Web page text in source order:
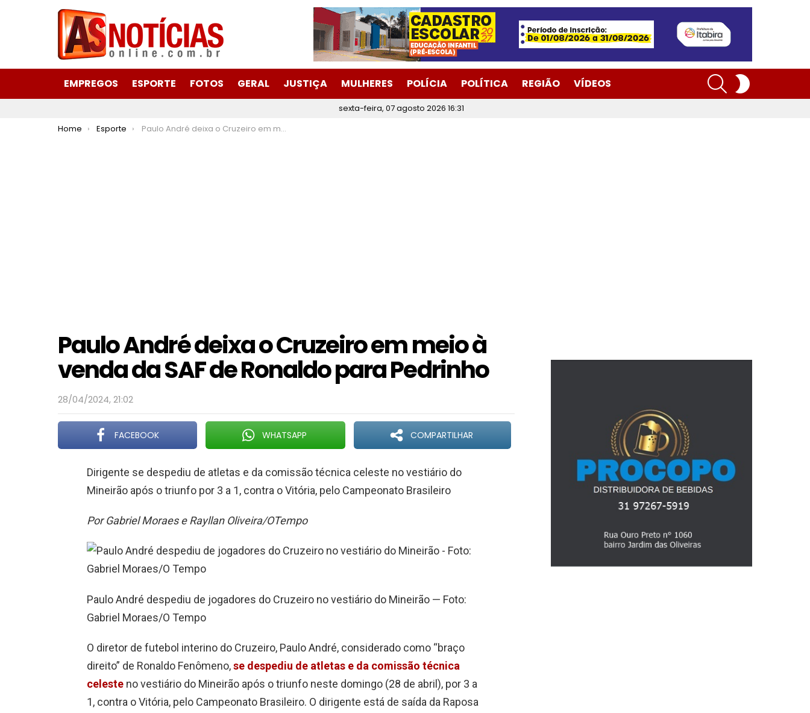
EMPREGOS ESPORTE FOTOS GERAL JUSTIÇA MULHERES POLÍCIA POLÍTICA REGIÃO VÍDEOS
SEARCH
sexta-feira, 07 agosto 2026 16:31
You are here:
Home Esporte Paulo André deixa o Cruzeiro em meio à venda da SAF de Ronaldo para Pedrinho
Paulo André deixa o Cruzeiro em meio à
venda da SAF de Ronaldo para Pedrinho
28/04/2024, 21:02
FACEBOOK WHATSAPP COMPARTILHAR
Dirigente se despediu de atletas e da comissão técnica celeste no vestiário do
Mineirão após o triunfo por 3 a 1, contra o Vitória, pelo Campeonato Brasileiro
Por Gabriel Moraes e Rayllan Oliveira/OTempo
Paulo André despediu de jogadores do Cruzeiro no vestiário do Mineirão — Foto:
Gabriel Moraes/O Tempo
O diretor de futebol interino do Cruzeiro, Paulo André, considerado como “braço
direito” de Ronaldo Fenômeno,se despediu de atletas e da comissão técnica
celeste no vestiário do Mineirão após o triunfo neste domingo (28 de abril), por 3 a
1, contra o Vitória, pelo Campeonato Brasileiro. O dirigente está de saída da Raposa